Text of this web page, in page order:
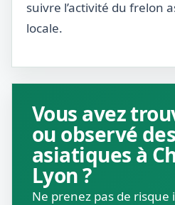
suivre l’activité du frelon
locale.
Vous avez
ou observé
asiatiques à
Lyon ?
Ne prenez pas de risque